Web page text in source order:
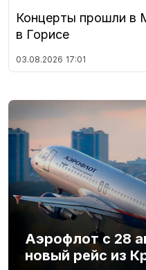
Концерты прошли в
в Горисе
03.08.2026 17:01
Аэрофлот с 28
новый рейс из